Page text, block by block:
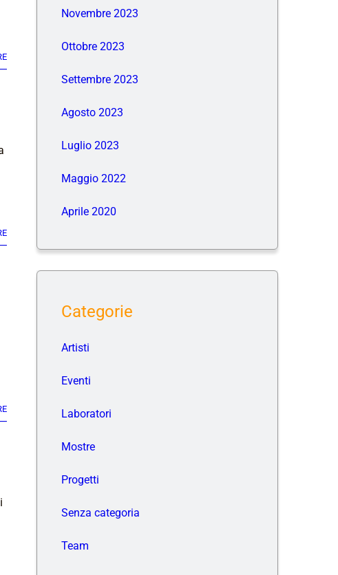
Novembre 2023
Ottobre 2023
Settembre 2023
Agosto 2023
Luglio 2023
Maggio 2022
Aprile 2020
Categorie
Artisti
Eventi
Laboratori
Mostre
Progetti
Senza categoria
Team